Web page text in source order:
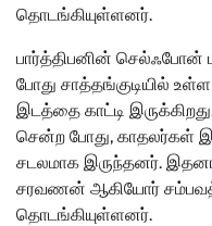
தொடங்கியுள்ளனர்.
பார்த்திபனின்
போது சாத்தங்குடியில்
இடத்தை காட்டி
சென்ற போது, காதலர்கள்
சடலமாக இருந்தனர். இதனால்
சரவணன் ஆகியோர்
தொடங்கியுள்ளனர்.